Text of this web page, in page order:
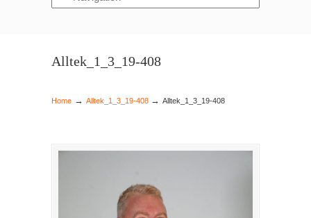
Alltek_1_3_19-408
Home → Alltek_1_3_19-408 → Alltek_1_3_19-408